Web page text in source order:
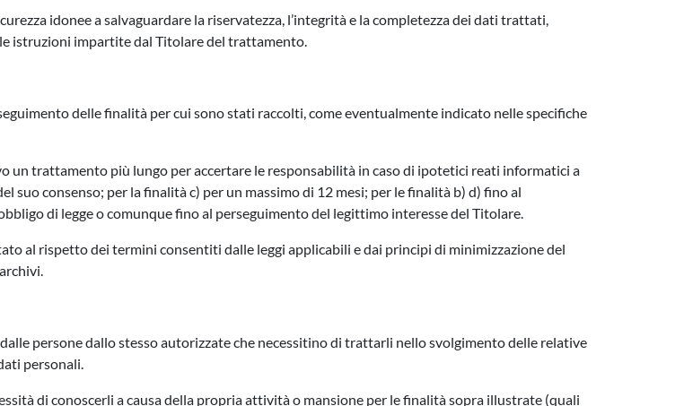
idonee a salvaguardare la riservatezza, l’integrità e la completezza dei dati trattati,
istruzioni impartite dal Titolare del trattamento.
delle finalità per cui sono stati raccolti, come eventualmente indicato nelle specifiche
un trattamento più lungo per accertare le responsabilità in caso di ipotetici reati informatici a
suo consenso; per la finalità c) per un massimo di 12 mesi; per le finalità b) d) fino al
di legge o comunque fino al perseguimento del legittimo interesse del Titolare.
al rispetto dei termini consentiti dalle leggi applicabili e dai principi di minimizzazione del
persone dallo stesso autorizzate che necessitino di trattarli nello svolgimento delle relative
personali.
di conoscerli a causa della propria attività o mansione per le finalità sopra illustrate (quali